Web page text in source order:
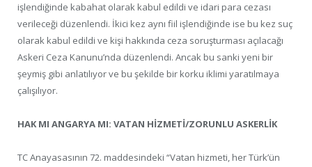
işlendiğinde kabahat olarak kabul edildi ve idari para cezası
verileceği düzenlendi. İkici kez aynı fiil işlendiğinde ise bu kez suç
olarak kabul edildi ve kişi hakkında ceza soruşturması açılacağı
Askeri Ceza Kanunu’nda düzenlendi. Ancak bu sanki yeni bir
şeymiş gibi anlatılıyor ve bu şekilde bir korku iklimi yaratılmaya
çalışılıyor.
HAK MI ANGARYA MI: VATAN HİZMETİ/ZORUNLU ASKERLİK
TC Anayasasının 72. maddesindeki “Vatan hizmeti, her Türk’ün